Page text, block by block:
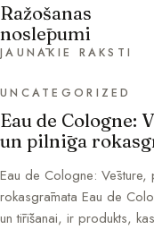
Ražošanas
noslēpumi
JAUNĀKIE RAKSTI
UNCATEGORIZED
Eau de Cologne:
un pilnīga
Eau de Cologne:
rokasgrāmata Eau de
un tīrīšanai, ir produkts,